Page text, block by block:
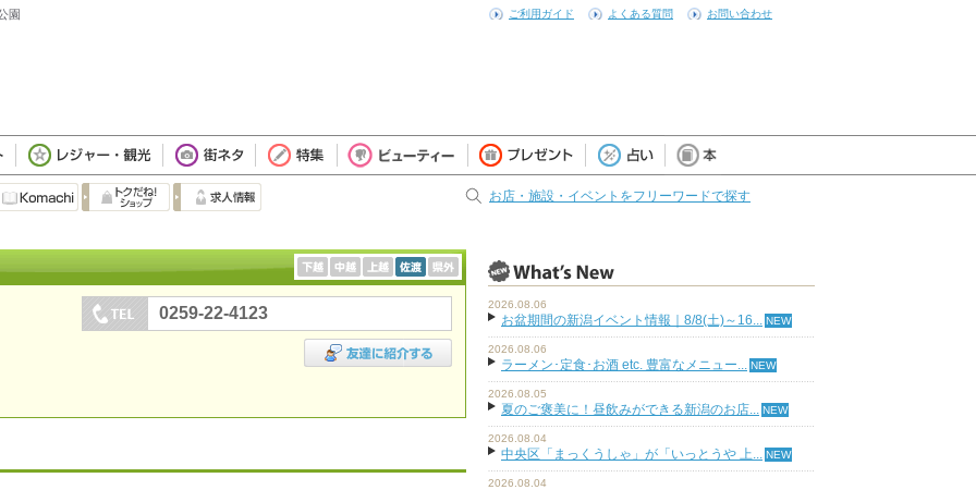
園 ご利用ガイド よくある質問 お問い合わせ
お店・施設・イベントをフリーワードで探す
0259-22-4123 2026.08.06
お盆期間の新潟イベント情報｜8/8(土)～16...
2026.08.06
ラーメン･定食･お酒 etc. 豊富なメニュー...
2026.08.05
夏のご褒美に！昼飲みができる新潟のお店...
2026.08.04
中央区「まっくうしゃ」が「いっとうや 上...
2026.08.04